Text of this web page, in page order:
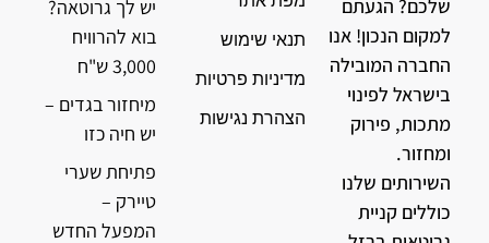
שלכם? הגעתם
למקום הנכון! אנו
החברה המובילה
בישראל לפינוי
מתכות, פירוק
ומחזור.
השירותים שלנו
כוללים קניית
תנאי שימוש
מדיניות פרטיות
הצהרת נגישות
יש לך גרוטאה?
בוא להרוויח
3,000 ש"ח
מיחזור בגדים –
יש חיה כזו
פתיחת שערי
טיירק –
המפעל החדש